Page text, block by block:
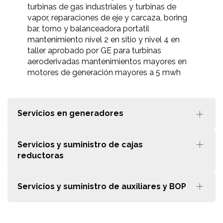
turbinas de gas industriales y turbinas de
vapor, reparaciones de eje y carcaza, boring
bar, torno y balanceadora portatil
mantenimiento nivel 2 en sitio y nivel 4 en
taller aprobado por GE para turbinas
aeroderivadas mantenimientos mayores en
motores de generación mayores a 5 mwh
Servicios en generadores
Servicios y suministro de cajas
reductoras
Servicios y suministro de auxiliares y BOP